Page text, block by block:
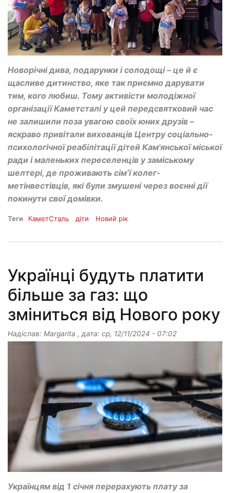
Новорічні дива, подарунки і солодощі – це й є
щасливе дитинство, яке так приємно дарувати
тим, кого любиш. Тому активісти молодіжної
організації Каметсталі у цей передсвятковий час
не залишили поза увагою своїх юних друзів –
яскраво привітали вихованців Центру соціально-
психологічної реабілітації дітей Кам'янської міської
ради і маленьких переселенців у заміському
шелтері, де проживають сім’ї колег-
метінвестівців, які були змушені через воєнні дії
покинути свої домівки.
Теги КаметСталь діти Новий рік
Українці будуть платити
більше за газ: що
зміниться від Нового року
Надіслав: Margarita , дата: ср, 12/11/2024 - 07:02
Українцям від 1 січня перерахують плату за